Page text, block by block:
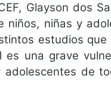
Glayson dos
niños, niñas y
estudios
una grave
de